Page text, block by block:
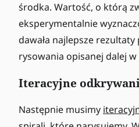
środka. Wartość, o którą
eksperymentalnie
dawała najlepsze
rysowania opisanej dalej
Iteracyjne
Następnie musimy